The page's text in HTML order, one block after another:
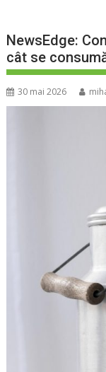
NewsEdge:
cât se
30 mai 2026